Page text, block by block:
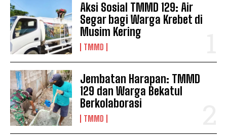
Aksi Sosial TMMD 129: Air
Segar bagi Warga Krebet di
Musim Kering
TMMD
Jembatan Harapan: TMMD
129 dan Warga Bekatul
Berkolaborasi
TMMD